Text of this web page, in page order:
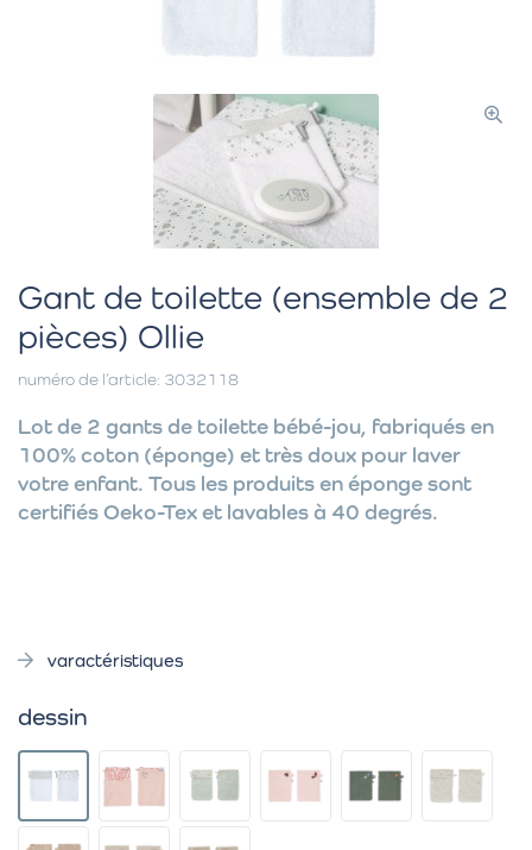
Gant de toilette (ensemble de 2
pièces) Ollie
numéro de l’article: 3032118
Lot de 2 gants de toilette bébé-jou, fabriqués en
100% coton (éponge) et très doux pour laver
votre enfant. Tous les produits en éponge sont
certifiés Oeko-Tex et lavables à 40 degrés.
varactéristiques
dessin